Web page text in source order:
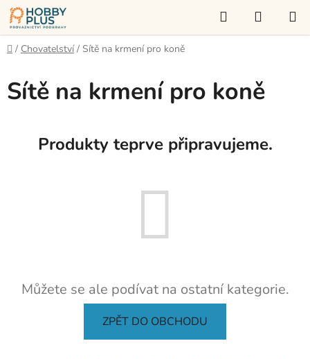
Přejít
na
obsah
Hledat
KOŠÍK
Domů
/ Chovatelství / Sítě na krmení pro koně
Sítě na krmení pro koně
Produkty teprve připravujeme.
Můžete se ale podívat na ostatní kategorie.
ZPĚT DO OBCHODU